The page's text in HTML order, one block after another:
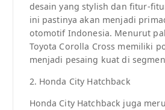
desain yang stylish dan fitur-
ini pastinya akan menjadi
otomotif Indonesia. Menurut
Toyota Corolla Cross memiliki
menjadi pesaing kuat di
2. Honda City Hatchback
Honda City Hatchback juga